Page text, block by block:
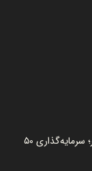
یزد در مسیر تبدیل‌شدن به قطب گردشگری اسب کشور؛ سرمایه‌گذاری ۵۰